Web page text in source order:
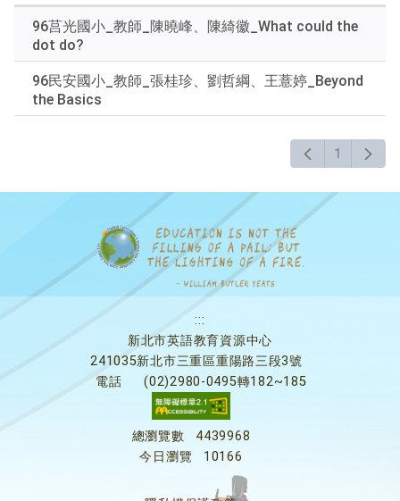
Enter
96莒光國小_教師_陳曉峰、陳綺徽_What could the
dot do?
96民安國小_教師_張桂珍、劉哲綱、王薏婷_Beyond
the Basics
1
:::
新北市英語教育資源中心
241035新北市三重區重陽路三段3號
電話
(02)2980-0495轉182~185
總瀏覽數
4439968
今日瀏覽
10166